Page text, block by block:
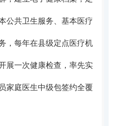
公共卫生服务、基本医疗
，每年在县级定点医疗机
展一次健康检查，率先实
家庭医生中级包签约全覆